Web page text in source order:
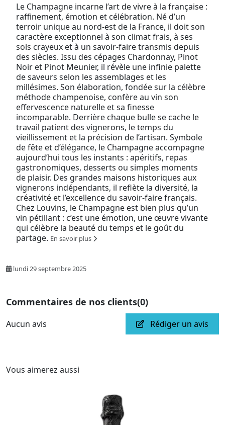
Le Champagne incarne l’art de vivre à la française :
raffinement, émotion et célébration. Né d’un
terroir unique au nord-est de la France, il doit son
caractère exceptionnel à son climat frais, à ses
sols crayeux et à un savoir-faire transmis depuis
des siècles. Issu des cépages Chardonnay, Pinot
Noir et Pinot Meunier, il révèle une infinie palette
de saveurs selon les assemblages et les
millésimes. Son élaboration, fondée sur la célèbre
méthode champenoise, confère au vin son
effervescence naturelle et sa finesse
incomparable. Derrière chaque bulle se cache le
travail patient des vignerons, le temps du
vieillissement et la précision de l’artisan. Symbole
de fête et d’élégance, le Champagne accompagne
aujourd’hui tous les instants : apéritifs, repas
gastronomiques, desserts ou simples moments
de plaisir. Des grandes maisons historiques aux
vignerons indépendants, il reflète la diversité, la
créativité et l’excellence du savoir-faire français.
Chez Louvins, le Champagne est bien plus qu’un
vin pétillant : c’est une émotion, une œuvre vivante
qui célèbre la beauté du temps et le goût du
partage. En savoir plus
lundi 29 septembre 2025
Commentaires de nos clients(0)
Aucun avis Rédiger un avis
Vous aimerez aussi